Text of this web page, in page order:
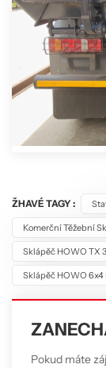
ŽHAVÉ TAGY :
Komerční Těžební
Sklápěč HOWO TX
Sklápěč HOWO 6x4
Pokud máte